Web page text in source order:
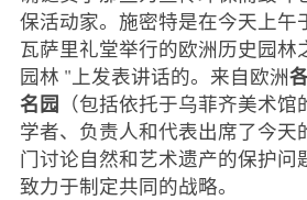
保活动家。施密特是在今天上午
瓦萨里礼堂举行的欧洲历史园林
园林 "上发表讲话的。来自欧洲
名园 （包括依托于乌菲齐美术
学者、负责人和代表出席了今天
门讨论自然和艺术遗产的保护问
致力于制定共同的战略。